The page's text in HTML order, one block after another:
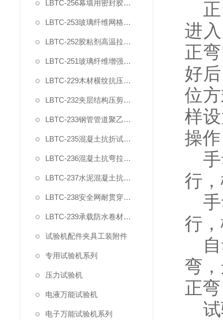
LBTC-256幕墙用密封胶剪切强度夹具
LBTC-253玻璃纤维网格布拉伸断裂强力试验夹具
LBTC-252胶粘剂高温拉伸剪切夹具
LBTC-251玻璃纤维增强水泥四点抗弯装置夹具
LBTC-229木材横纹抗压变形强度测量装置夹具
LBTC-232夹层结构压剪试验装置
LBTC-233钢管管道聚乙烯防腐层弯曲试验模具
LBTC-235混凝土抗折试验装置GBT50081
LBTC-236混凝土抗弯拉试验装置JTGE30
LBTC-237水泥混凝土抗弯拉弹性模量试验装置
LBTC-238安全网耐贯穿测性能试验夹具棒
LBTC-239承载防水卷材剥离强度模具
试验机配件夹具工装附件
专用试验机系列
压力试验机
电液万能试验机
电子万能试验机系列
进
正
好
位
样
操
行
行
弯
正